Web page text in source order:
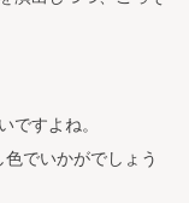
ですよね。
でいかがでしょう